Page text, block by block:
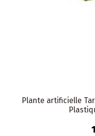
Plante artificielle